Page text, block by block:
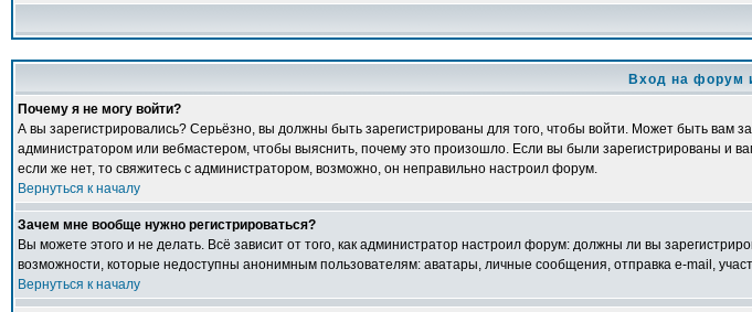
Вход на форум
Почему я не могу войти?
А вы зарегистрировались? Серьёзно, вы должны быть зарегистрированы для того, чтобы войти. Может быть вам
администратором или вебмастером, чтобы выяснить, почему это произошло. Если вы были зарегистрированы и
если же нет, то свяжитесь с администратором, возможно, он неправильно настроил форум.
Вернуться к началу
Зачем мне вообще нужно регистрироваться?
Вы можете этого и не делать. Всё зависит от того, как администратор настроил форум: должны ли вы
возможности, которые недоступны анонимным пользователям: аватары, личные сообщения, отправка e-mail,
Вернуться к началу